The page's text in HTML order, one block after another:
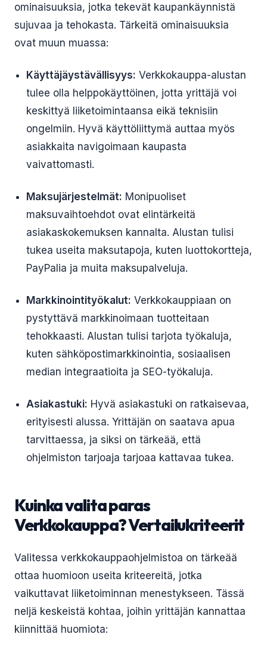
ominaisuuksia, jotka tekevät kaupankäynnistä
sujuvaa ja tehokasta. Tärkeitä ominaisuuksia
ovat muun muassa:
Käyttäjäystävällisyys: Verkkokauppa-alustan
tulee olla helppokäyttöinen, jotta yrittäjä voi
keskittyä liiketoimintaansa eikä teknisiin
ongelmiin. Hyvä käyttöliittymä auttaa myös
asiakkaita navigoimaan kaupasta
vaivattomasti.
Maksujärjestelmät: Monipuoliset
maksuvaihtoehdot ovat elintärkeitä
asiakaskokemuksen kannalta. Alustan tulisi
tukea useita maksutapoja, kuten luottokortteja,
PayPalia ja muita maksupalveluja.
Markkinointityökalut: Verkkokauppiaan on
pystyttävä markkinoimaan tuotteitaan
tehokkaasti. Alustan tulisi tarjota työkaluja,
kuten sähköpostimarkkinointia, sosiaalisen
median integraatioita ja SEO-työkaluja.
Asiakastuki: Hyvä asiakastuki on ratkaisevaa,
erityisesti alussa. Yrittäjän on saatava apua
tarvittaessa, ja siksi on tärkeää, että
ohjelmiston tarjoaja tarjoaa kattavaa tukea.
Kuinka valita paras
Verkkokauppa? Vertailukriteerit
Valitessa verkkokauppaohjelmistoa on tärkeää
ottaa huomioon useita kriteereitä, jotka
vaikuttavat liiketoiminnan menestykseen. Tässä
neljä keskeistä kohtaa, joihin yrittäjän kannattaa
kiinnittää huomiota: